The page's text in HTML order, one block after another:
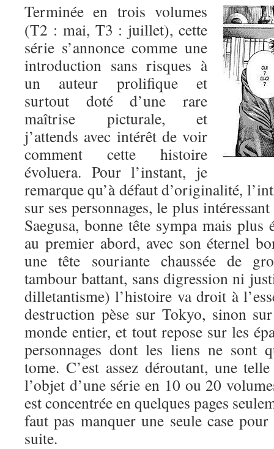
Terminée en trois volumes
(T2 : mai, T3 : juillet), cette
série s’annonce comme une
introduction sans risques à
un auteur prolifique et
surtout doté d’une rare
maîtrise picturale, et
j’attends avec intérêt de voir
comment cette histoire
évoluera. Pour l’instant, je
remarque qu’à défaut d’originalité,
sur ses personnages, le plus
Saegusa, bonne tête sympa mais plus
au premier abord, avec son éternel
une tête souriante chaussée de
tambour battant, sans digression ni
dilletantisme) l’histoire va droit à
destruction pèse sur Tokyo, sinon
monde entier, et tout repose sur les
personnages dont les liens ne sont
tome. C’est assez déroutant, une
l’objet d’une série en 10 ou 20
est concentrée en quelques pages
faut pas manquer une seule case
suite.